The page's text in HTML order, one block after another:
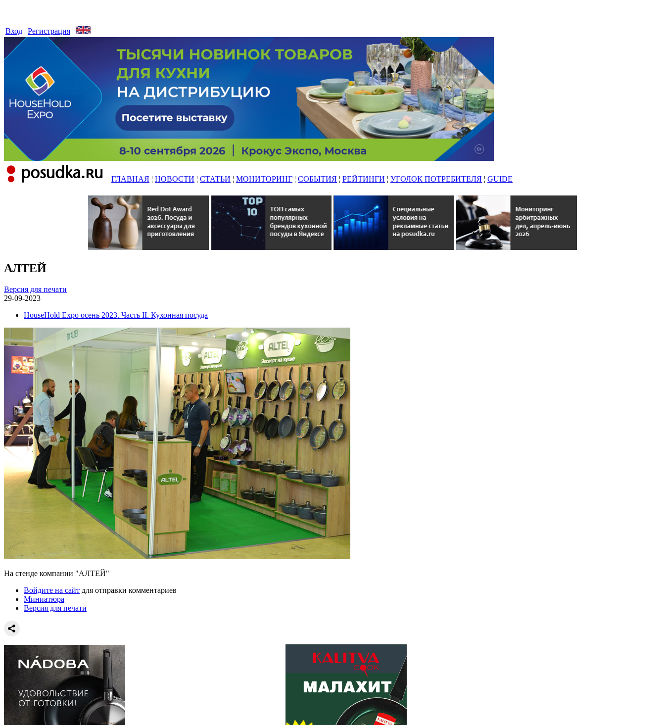
Вход | Регистрация |
ГЛАВНАЯ ¦ НОВОСТИ ¦ СТАТЬИ ¦ МОНИТОРИНГ ¦ СОБЫТИЯ ¦ РЕЙТИНГИ ¦ УГОЛОК ПОТРЕБИТЕЛЯ ¦ GUIDE
АЛТЕЙ
Версия для печати
29-09-2023
HouseHold Expo осень 2023. Часть II. Кухонная посуда
На стенде компании "АЛТЕЙ"
Войдите на сайт для отправки комментариев
Миниатюра
Версия для печати